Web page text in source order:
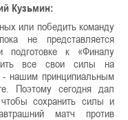
Кузьмин:
или победить команду
не представляется
к «Финалу
все свои силы на
- нашим принципиальным
Поэтому сегодня дал
сохранить силы и
матч против